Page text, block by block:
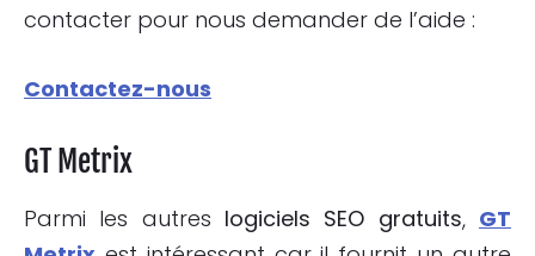
contacter pour nous demander de l’aide :
Contactez-nous
GT Metrix
Parmi les autres logiciels SEO gratuits, GT